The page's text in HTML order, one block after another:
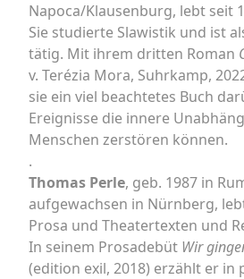
Napoca/Klausenburg, lebt seit
Sie studierte Slawistik und ist
tätig. Mit ihrem dritten Roman
v. Terézia Mora, Suhrkamp,
sie ein viel beachtetes Buch
Ereignisse die innere
Menschen zerstören können.
.
Thomas Perle, geb. 1987 in
aufgewachsen in Nürnberg,
Prosa und Theatertexten und
In seinem Prosadebüt Wir
(edition exil, 2018) erzählt er in